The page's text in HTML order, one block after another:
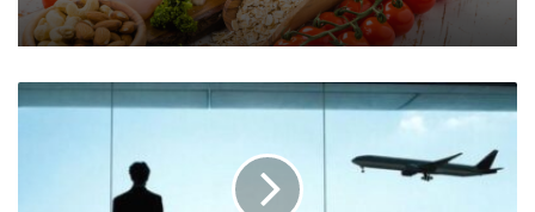
تساعد على الاسترخاء والشعور بالطمأنينة والهدوء.
كيف نُحضِّر لعزومات رمضان؟